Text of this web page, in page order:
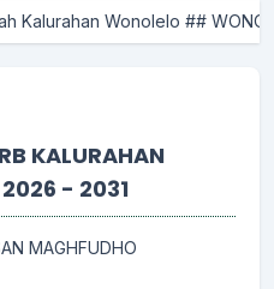
## WONOLELO KARTO
KALURAHAN
2026 - 2031
MAGHFUDHO